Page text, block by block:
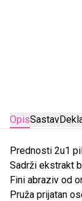
OpisSastav
Prednosti 2u1
Sadrži ekstrakt
Fini abraziv od
Pruža prijatan